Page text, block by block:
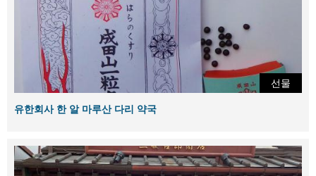
선물
유한회사 한 알 마루산 다리 약국